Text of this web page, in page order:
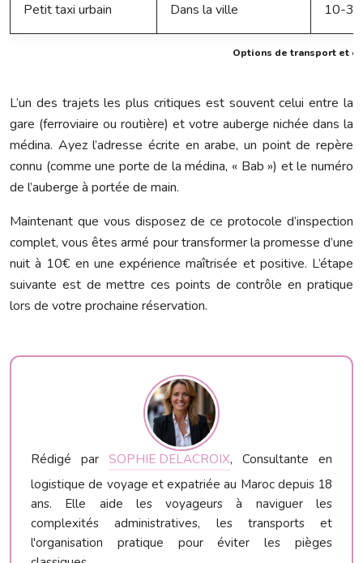
Options de transport et
Petit taxi urbain Dans la ville 10-
L’un des trajets les plus critiques est souvent celui entre la
gare (ferroviaire ou routière) et votre auberge nichée dans la
médina. Ayez l’adresse écrite en arabe, un point de repère
connu (comme une porte de la médina, « Bab ») et le numéro
de l’auberge à portée de main.
Maintenant que vous disposez de ce protocole d’inspection
complet, vous êtes armé pour transformer la promesse d’une
nuit à 10€ en une expérience maîtrisée et positive. L’étape
suivante est de mettre ces points de contrôle en pratique
lors de votre prochaine réservation.
Rédigé par SOPHIE DELACROIX, Consultante en
logistique de voyage et expatriée au Maroc depuis 18
ans. Elle aide les voyageurs à naviguer les
complexités administratives, les transports et
l'organisation pratique pour éviter les pièges